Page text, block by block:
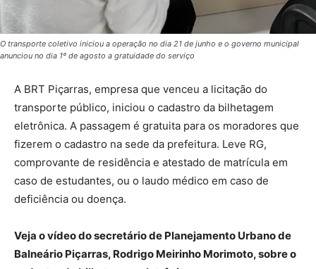
O transporte coletivo iniciou a operação no dia 21 de junho e o governo municipal
anunciou no dia 1º de agosto a gratuidade do serviço
A BRT Piçarras, empresa que venceu a licitação do
transporte público, iniciou o cadastro da bilhetagem
eletrônica. A passagem é gratuita para os moradores que
fizerem o cadastro na sede da prefeitura. Leve RG,
comprovante de residência e atestado de matrícula em
caso de estudantes, ou o laudo médico em caso de
deficiência ou doença.
Veja o vídeo do secretário de Planejamento Urbano de
Balneário Piçarras, Rodrigo Meirinho Morimoto, sobre o